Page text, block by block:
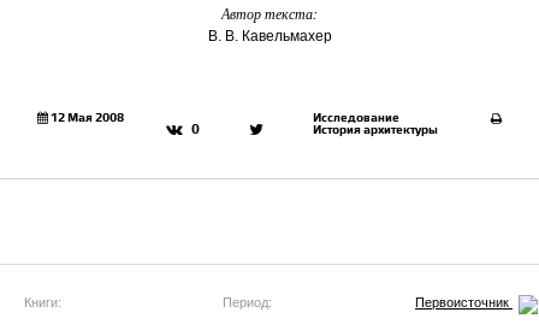
Рецензия Архитектура
Иностранцы в России
Эко
Автор текста:
В. В. Кавельмахер
12 Мая 2008
0
Исследование
История архитектуры
Книги: Период: Первоисточник